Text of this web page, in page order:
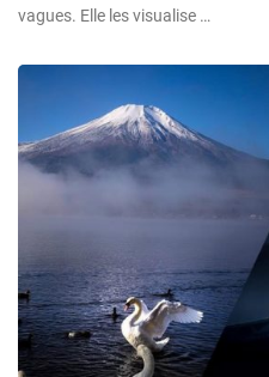
vagues. Elle les visualise …